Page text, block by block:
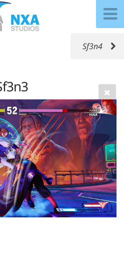
Sf3n4